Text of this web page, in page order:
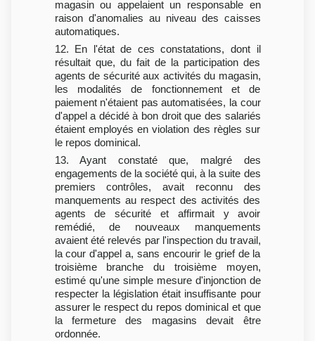
magasin ou appelaient un responsable en
raison d'anomalies au niveau des caisses
automatiques.
12. En l'état de ces constatations, dont il
résultait que, du fait de la participation des
agents de sécurité aux activités du magasin,
les modalités de fonctionnement et de
paiement n'étaient pas automatisées, la cour
d'appel a décidé à bon droit que des salariés
étaient employés en violation des règles sur
le repos dominical.
13. Ayant constaté que, malgré des
engagements de la société qui, à la suite des
premiers contrôles, avait reconnu des
manquements au respect des activités des
agents de sécurité et affirmait y avoir
remédié, de nouveaux manquements
avaient été relevés par l'inspection du travail,
la cour d'appel a, sans encourir le grief de la
troisième branche du troisième moyen,
estimé qu'une simple mesure d'injonction de
respecter la législation était insuffisante pour
assurer le respect du repos dominical et que
la fermeture des magasins devait être
ordonnée.